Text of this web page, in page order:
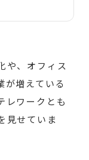
や、オフィス
が増えている
レワークとも
見せていま